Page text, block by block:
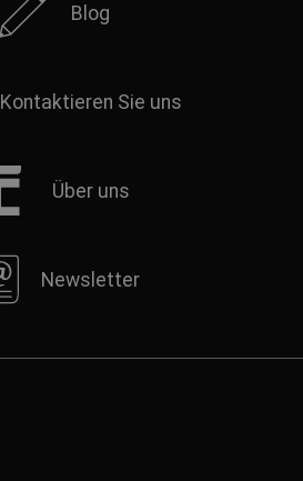
Blog
Kontaktieren Sie uns
Über uns
Newsletter